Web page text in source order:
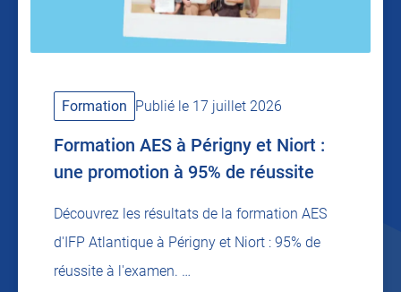
Formation Publié le 17 juillet 2026
Formation AES à Périgny et Niort :
une promotion à 95% de réussite
Découvrez les résultats de la formation AES
d'IFP Atlantique à Périgny et Niort : 95% de
réussite à l'examen. …